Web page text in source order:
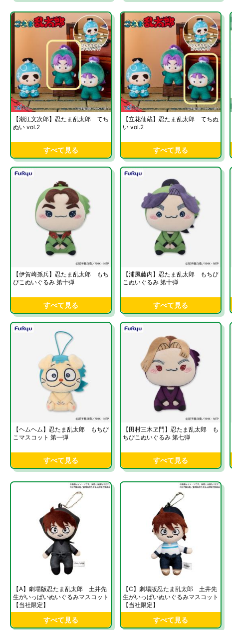
【潮江文次郎】忍たま乱太郎 てち
ぬい vol.2
すべて見る
【立花仙蔵】忍たま乱太郎 てちぬ
い vol.2
すべて見る
【伊賀崎孫兵】忍たま乱太郎 もち
ぴこぬいぐるみ 第十弾
すべて見る
【浦風藤内】忍たま乱太郎 もちぴ
こぬいぐるみ 第十弾
すべて見る
【ヘムヘム】忍たま乱太郎 もちぴ
こマスコット 第一弾
すべて見る
【田村三木ヱ門】忍たま乱太郎 も
ちぴこぬいぐるみ 第七弾
すべて見る
【A】劇場版忍たま乱太郎 土井先
生がいっぱいぬいぐるみマスコット
【当社限定】
すべて見る
【C】劇場版忍たま乱太郎 土井先
生がいっぱいぬいぐるみマスコット
【当社限定】
すべて見る